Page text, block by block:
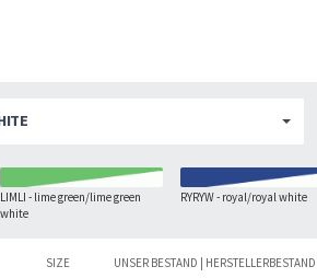
LIMLI - lime green/lime green
white
RYRYW - royal/royal white
SIZE UNSER BESTAND | HERSTELLERBESTAND